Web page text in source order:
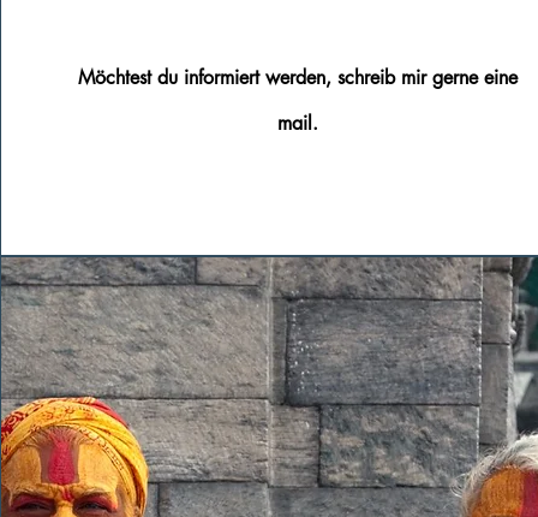
Möchtestdu informiert werden, schreib mir gerne eine
mail.